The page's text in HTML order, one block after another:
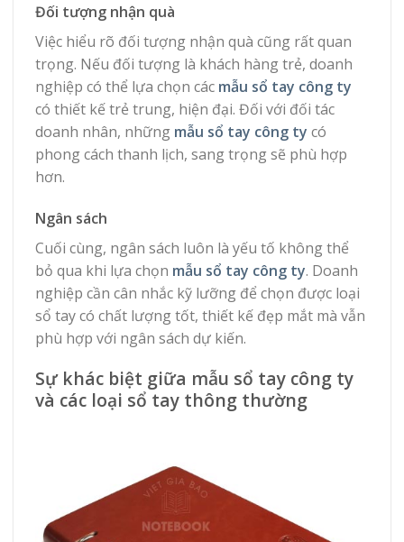
Đối tượng nhận quà
Việc hiểu rõ đối tượng nhận quà cũng rất quan
trọng. Nếu đối tượng là khách hàng trẻ, doanh
nghiệp có thể lựa chọn các mẫu sổ tay công ty
có thiết kế trẻ trung, hiện đại. Đối với đối tác
doanh nhân, những mẫu sổ tay công ty có
phong cách thanh lịch, sang trọng sẽ phù hợp
hơn.
Ngân sách
Cuối cùng, ngân sách luôn là yếu tố không thể
bỏ qua khi lựa chọn mẫu sổ tay công ty. Doanh
nghiệp cần cân nhắc kỹ lưỡng để chọn được loại
sổ tay có chất lượng tốt, thiết kế đẹp mắt mà vẫn
phù hợp với ngân sách dự kiến.
Sự khác biệt giữa mẫu sổ tay công ty
và các loại sổ tay thông thường